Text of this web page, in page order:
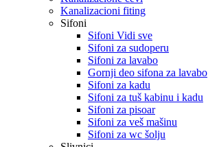
Kanalizacioni fiting
Sifoni
Sifoni Vidi sve
Sifoni za sudoperu
Sifoni za lavabo
Gornji deo sifona za lavabo
Sifoni za kadu
Sifoni za tuš kabinu i kadu
Sifoni za pisoar
Sifoni za veš mašinu
Sifoni za wc šolju